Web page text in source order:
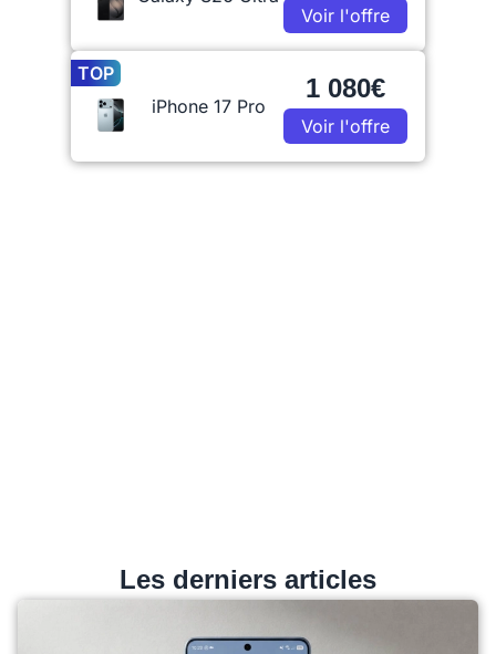
Voir l'offre
TOP
iPhone 17 Pro
1 080€
Voir l'offre
Les derniers articles